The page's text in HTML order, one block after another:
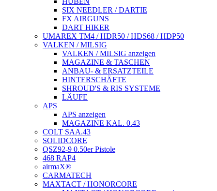
SIX NEEDLER / DARTIE
FX AIRGUNS
DART HIKER
UMAREX TM4 / HDR50 / HDS68 / HDP50
VALKEN / MILSIG
VALKEN / MILSIG anzeigen
MAGAZINE & TASCHEN
ANBAU- & ERSATZTEILE
HINTERSCHÄFTE
SHROUD'S & RIS SYSTEME
LÄUFE
APS
APS anzeigen
MAGAZINE KAL. 0.43
COLT SAA.43
SOLIDCORE
QSZ92-9 0.50er Pistole
468 RAP4
airmaX®
CARMATECH
MAXTACT / HONORCORE